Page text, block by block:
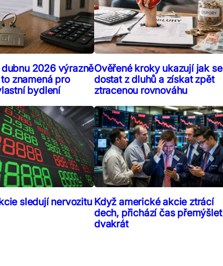
2026 výrazně
znamená pro
bydlení
Ověřené kroky ukazují jak se
dostat z dluhů a získat zpět
ztracenou rovnováhu
sledují nervozitu Když americké akcie ztrácí
dech, přichází čas přemýšlet
dvakrát